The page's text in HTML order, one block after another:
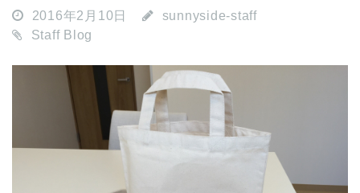
2016年2月10日
sunnyside-staff
Staff Blog